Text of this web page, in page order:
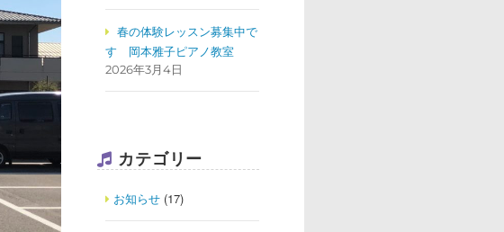
春の体験レッスン募集中で
す
岡本雅子ピアノ教室
2026年3月4日
カテゴリー
お知らせ(17)